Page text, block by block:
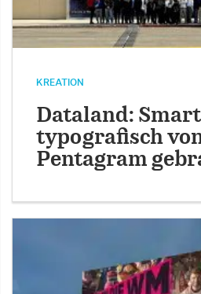
KREATION
Dataland:
typografisch
Pentagram